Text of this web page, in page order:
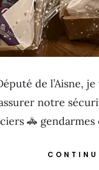
de l’Aisne,
notre
🚓